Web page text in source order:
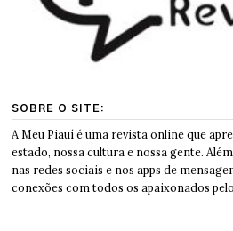
SOBRE O SITE:
A Meu Piauí é uma revista online que
estado, nossa cultura e nossa gente.
nas redes sociais e nos apps de
conexões com todos os apaixonados